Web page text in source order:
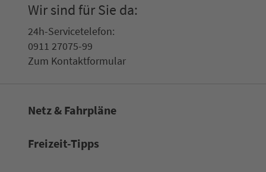
Wir sind für Sie da:
24h-Ser­vice­te­le­fon:
0911 27075-99
Zum Kon­taktformular
Netz & Fahrpläne
Frei­zeit-Tipps